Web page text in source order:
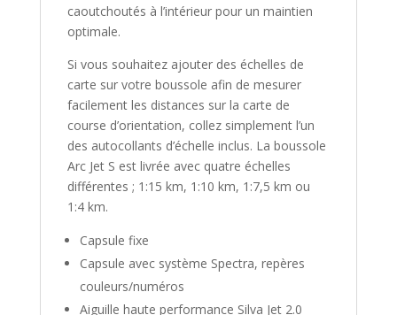
caoutchoutés à l’intérieur pour un maintien
optimale.
Si vous souhaitez ajouter des échelles de
carte sur votre boussole afin de mesurer
facilement les distances sur la carte de
course d’orientation, collez simplement l’un
des autocollants d’échelle inclus. La boussole
Arc Jet S est livrée avec quatre échelles
différentes ; 1:15 km, 1:10 km, 1:7,5 km ou
1:4 km.
Capsule fixe
Capsule avec système Spectra, repères
couleurs/numéros
Aiguille haute performance Silva Jet 2.0